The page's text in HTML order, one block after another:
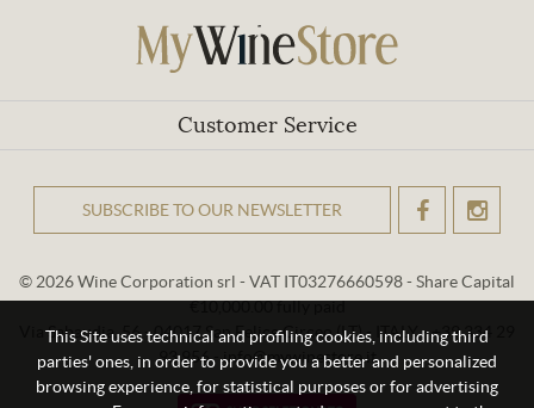
Customer Service
This Site uses technical and profiling cookies, including third
parties' ones, in order to provide you a better and personalized
browsing experience, for statistical purposes or for advertising
SUBSCRIBE TO OUR NEWSLETTER
© 2026 Wine Corporation srl - VAT IT03276660598 - Share Capital
€10,000.00 fully paid
Via Sabaudia, 56 - 04017 San Felice Circeo (LT) - ITALY - +39 334 29
93 956 - info@mywinestore.it